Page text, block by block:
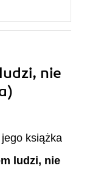
nie
książka
ludzi, nie